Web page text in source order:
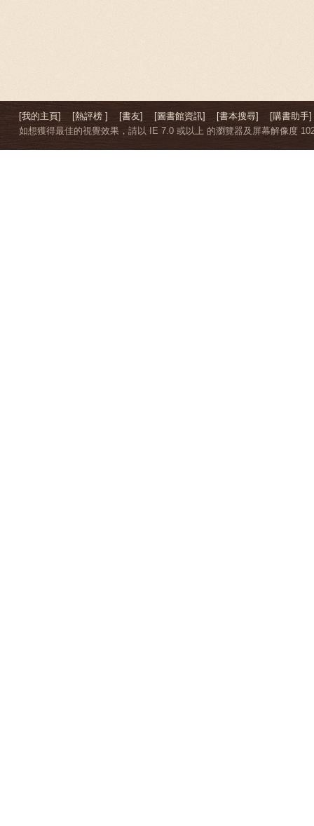
[我的主頁] [熱評榜 ] [書友] [圖書館資訊] [書本搜尋]
[購書助手]
如想獲得最佳的視覺效果，請以 IE 7.0 或以上 的瀏覽器及屏幕解像度